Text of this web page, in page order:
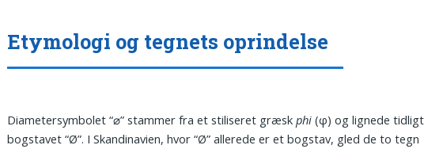
Etymologi og tegnets oprindelse
Diametersymbolet “⌀” stammer fra et stiliseret græskphi (φ) og lignede tidligt
bogstavet “Ø”. I Skandinavien, hvor “Ø” allerede er et bogstav, gled de to tegn